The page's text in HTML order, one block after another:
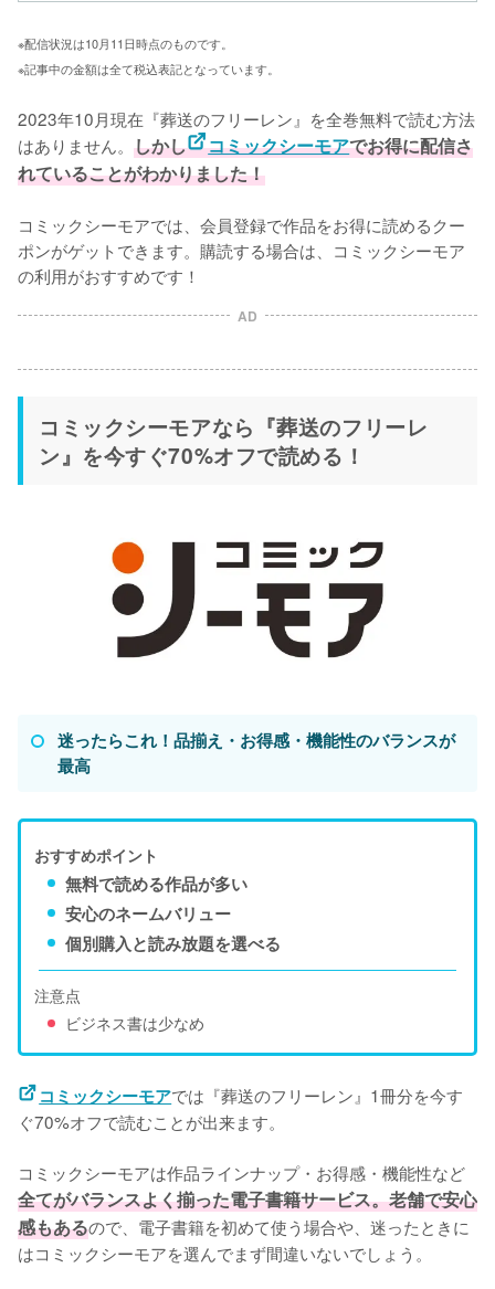
※配信状況は10月11日時点のものです。
※記事中の金額は全て税込表記となっています。
2023年10月現在『葬送のフリーレン』を全巻無料で読む方法
はありません。 しかし コミックシーモアでお得に配信さ
れていることがわかりました！
コミックシーモアでは、会員登録で作品をお得に読めるクー
ポンがゲットできます。購読する場合は、コミックシーモア
の利用がおすすめです！
AD
コミックシーモアなら『葬送のフリーレ
ン』を今すぐ70%オフで読める！
迷ったらこれ！品揃え・お得感・機能性のバランスが
最高
おすすめポイント
無料で読める作品が多い
安心のネームバリュー
個別購入と読み放題を選べる
注意点
ビジネス書は少なめ
コミックシーモアでは『葬送のフリーレン』1冊分を今す
ぐ70%オフで読むことが出来ます。
コミックシーモアは作品ラインナップ・お得感・機能性など
全てがバランスよく揃った電子書籍サービス。老舗で安心
感もあるので、電子書籍を初めて使う場合や、迷ったときに
はコミックシーモアを選んでまず間違いないでしょう。